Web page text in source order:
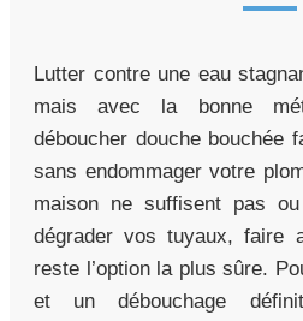
Lutter contre une eau
mais avec la bonne
déboucher douche bouchée
sans endommager votre
maison ne suffisent pas
dégrader vos tuyaux, faire
reste l’option la plus sûre.
et un débouchage